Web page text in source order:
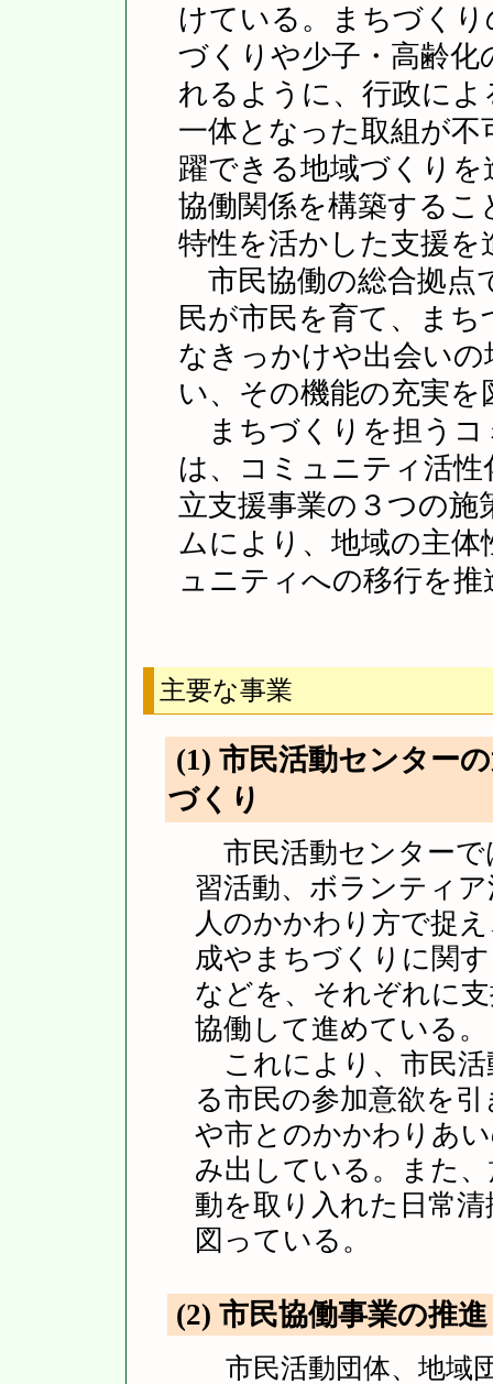
けている。まちづく
づくりや少子・高齢
れるように、行政に
一体となった取組が
躍できる地域づくり
協働関係を構築する
特性を活かした支援を
市民協働の総合拠点
民が市民を育て、ま
なきっかけや出会い
い、その機能の充実を
まちづくりを担うコ
は、コミュニティ活性
立支援事業の３つの
ムにより、地域の主
ュニティへの移行を
主要な事業
(1) 市民活動センター
づくり
市民活動センターで
習活動、ボランティ
人のかかわり方で捉
成やまちづくりに関
などを、それぞれに
協働して進めている。
これにより、市民活
る市民の参加意欲を
や市とのかかわりあ
み出している。また
動を取り入れた日常
図っている。
(2) 市民協働事業の推進
市民活動団体、地域